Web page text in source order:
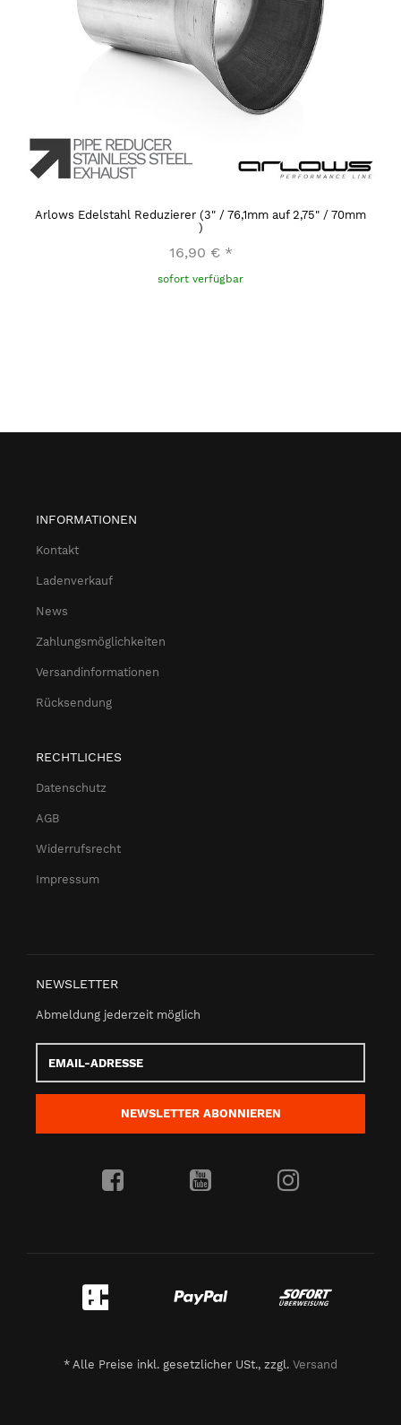
Arlows Edelstahl Reduzierer (3" / 76,1mm auf 2,75" / 70mm
)
16,90 € *
sofort verfügbar
INFORMATIONEN
Kontakt
Ladenverkauf
News
Zahlungsmöglichkeiten
Versandinformationen
Rücksendung
RECHTLICHES
Datenschutz
AGB
Widerrufsrecht
Impressum
NEWSLETTER
Abmeldung jederzeit möglich
Adresse
NEWSLETTER ABONNIEREN
* Alle Preise inkl. gesetzlicher USt., zzgl. Versand